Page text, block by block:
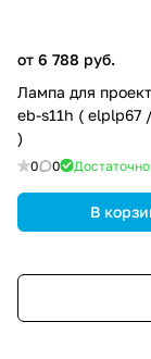
от 6 788 руб.
Лампа для
eb-s11h ( elplp67
)
0 0 Достаточно
В